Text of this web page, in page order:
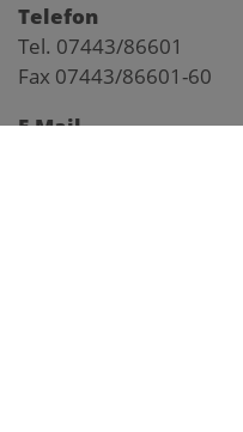
Telefon
Tel. 07443/86601
Fax 07443/86601-60
E-Mail